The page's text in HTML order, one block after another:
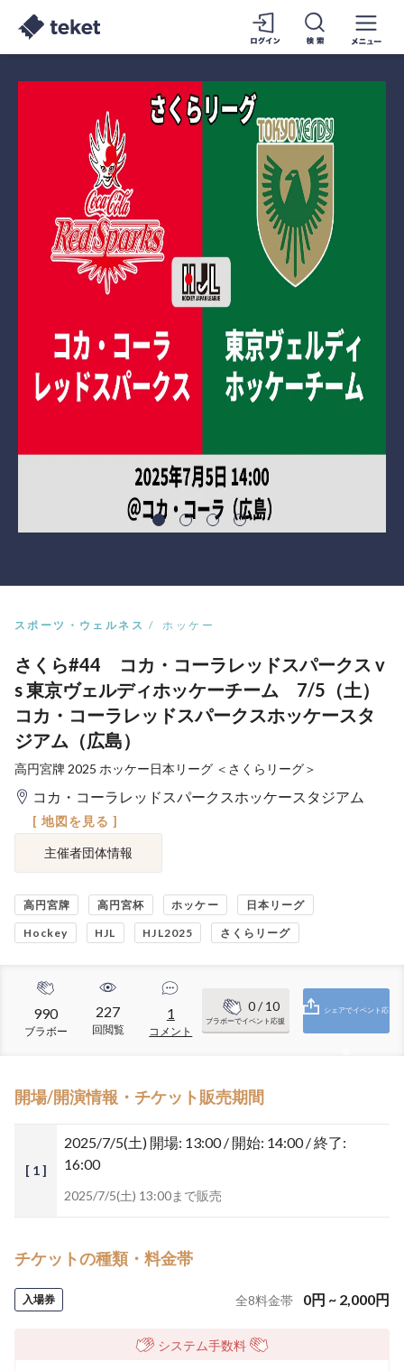
スポーツ・ウェルネス ホッケー
さくら#44 コカ・コーラレッドスパークス v
s 東京ヴェルディホッケーチーム 7/5（土）
コカ・コーラレッドスパークスホッケースタ
ジアム（広島）
高円宮牌 2025 ホッケー日本リーグ ＜さくらリーグ＞
コカ・コーラレッドスパークスホッケースタジアム
[ 地図を見る ]
主催者団体情報
高円宮牌 高円宮杯 ホッケー 日本リーグ
Hockey HJL HJL2025 さくらリーグ
990
ブラボー
227
回閲覧
1
コメント
0/ 10
ブラボーでイベント応援
シェアでイベント応
開場/開演情報・チケット販売期間
[ 1 ]
2025/7/5(土) 開場: 13:00 / 開始: 14:00 / 終了:
16:00
2025/7/5(土) 13:00まで販売
チケットの種類・料金帯
入場券 全8料金帯 0円 ~ 2,000円
システム手数料